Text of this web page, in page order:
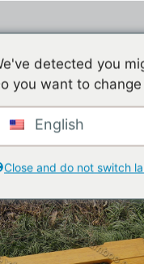
detected you
you want to
English
Close and do not switch